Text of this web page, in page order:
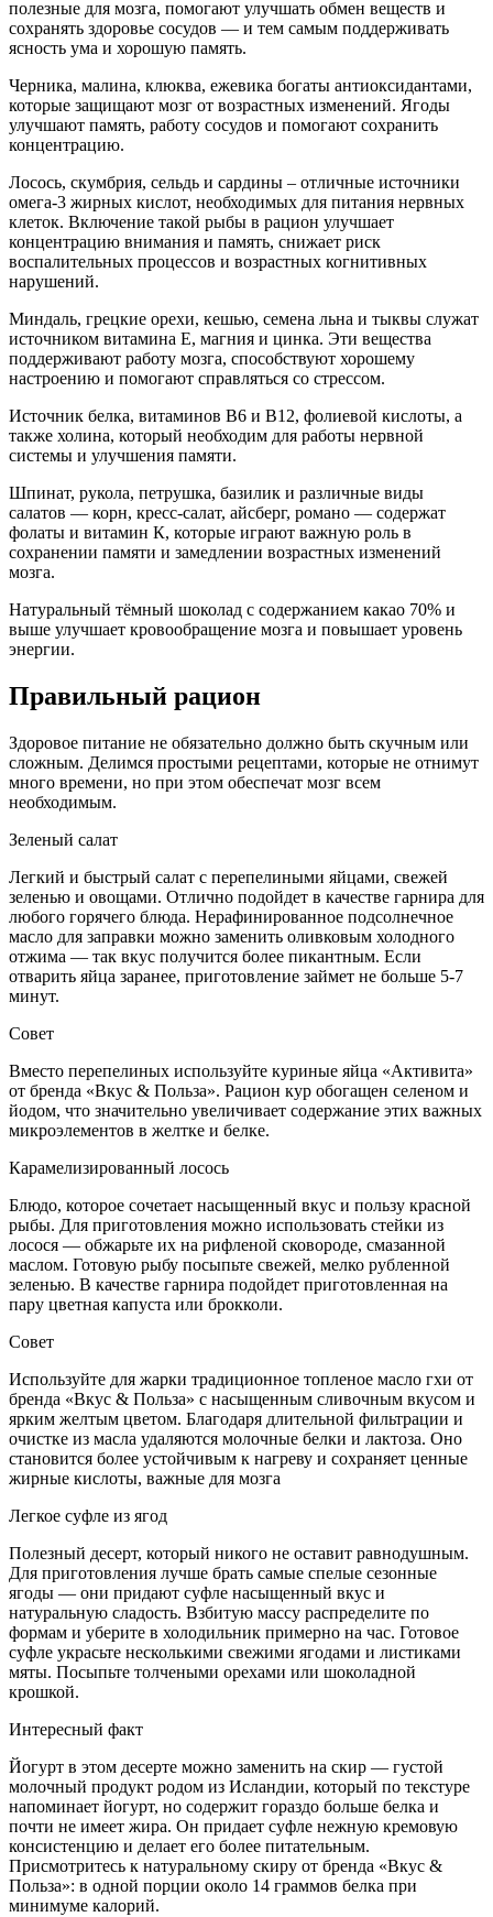
полезные для мозга, помогают улучшать обмен веществ и
сохранять здоровье сосудов — и тем самым поддерживать
ясность ума и хорошую память.
Черника, малина, клюква, ежевика богаты антиоксидантами,
которые защищают мозг от возрастных изменений. Ягоды
улучшают память, работу сосудов и помогают сохранить
концентрацию.
Лосось, скумбрия, сельдь и сардины – отличные источники
омега-3 жирных кислот, необходимых для питания нервных
клеток. Включение такой рыбы в рацион улучшает
концентрацию внимания и память, снижает риск
воспалительных процессов и возрастных когнитивных
нарушений.
Миндаль, грецкие орехи, кешью, семена льна и тыквы служат
источником витамина Е, магния и цинка. Эти вещества
поддерживают работу мозга, способствуют хорошему
настроению и помогают справляться со стрессом.
Источник белка, витаминов B6 и В12, фолиевой кислоты, а
также холина, который необходим для работы нервной
системы и улучшения памяти.
Шпинат, рукола, петрушка, базилик и различные виды
салатов — корн, кресс-салат, айсберг, романо — содержат
фолаты и витамин К, которые играют важную роль в
сохранении памяти и замедлении возрастных изменений
мозга.
Натуральный тёмный шоколад с содержанием какао 70% и
выше улучшает кровообращение мозга и повышает уровень
энергии.
Правильный рацион
Здоровое питание не обязательно должно быть скучным или
сложным. Делимся простыми рецептами, которые не отнимут
много времени, но при этом обеспечат мозг всем
необходимым.
Зеленый салат
Легкий и быстрый салат с перепелиными яйцами, свежей
зеленью и овощами. Отлично подойдет в качестве гарнира для
любого горячего блюда. Нерафинированное подсолнечное
масло для заправки можно заменить оливковым холодного
отжима — так вкус получится более пикантным. Если
отварить яйца заранее, приготовление займет не больше 5-7
минут.
Совет
Вместо перепелиных используйте куриные яйца «Активита»
от бренда «Вкус & Польза». Рацион кур обогащен селеном и
йодом, что значительно увеличивает содержание этих важных
микроэлементов в желтке и белке.
Карамелизированный лосось
Блюдо, которое сочетает насыщенный вкус и пользу красной
рыбы. Для приготовления можно использовать стейки из
лосося — обжарьте их на рифленой сковороде, смазанной
маслом. Готовую рыбу посыпьте свежей, мелко рубленной
зеленью. В качестве гарнира подойдет приготовленная на
пару цветная капуста или брокколи.
Совет
Используйте для жарки традиционное топленое масло гхи от
бренда «Вкус & Польза» с насыщенным сливочным вкусом и
ярким желтым цветом. Благодаря длительной фильтрации и
очистке из масла удаляются молочные белки и лактоза. Оно
становится более устойчивым к нагреву и сохраняет ценные
жирные кислоты, важные для мозга
Легкое суфле из ягод
Полезный десерт, который никого не оставит равнодушным.
Для приготовления лучше брать самые спелые сезонные
ягоды — они придают суфле насыщенный вкус и
натуральную сладость. Взбитую массу распределите по
формам и уберите в холодильник примерно на час. Готовое
суфле украсьте несколькими свежими ягодами и листиками
мяты. Посыпьте толчеными орехами или шоколадной
крошкой.
Интересный факт
Йогурт в этом десерте можно заменить на скир — густой
молочный продукт родом из Исландии, который по текстуре
напоминает йогурт, но содержит гораздо больше белка и
почти не имеет жира. Он придает суфле нежную кремовую
консистенцию и делает его более питательным.
Присмотритесь к натуральному скиру от бренда «Вкус &
Польза»: в одной порции около 14 граммов белка при
минимуме калорий.